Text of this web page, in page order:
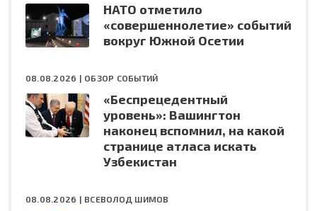
НАТО отметило
«совершеннолетие» событий
вокруг Южной Осетии
08.08.2026 | ОБЗОР СОБЫТИЙ
«Беспрецедентный
уровень»: Вашингтон
наконец вспомнил, на какой
странице атласа искать
Узбекистан
08.08.2026 | ВСЕВОЛОД ШИМОВ